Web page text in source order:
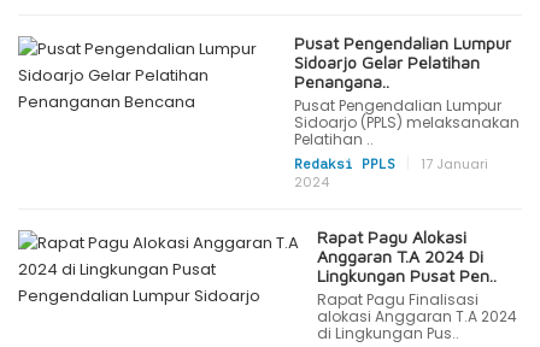
Pusat Pengendalian Lumpur
Sidoarjo Gelar Pelatihan
Penangana..
Pusat Pengendalian Lumpur
Sidoarjo (PPLS) melaksanakan
Pelatihan ..
Redaksi PPLS
17 Januari
2024
Rapat Pagu Alokasi
Anggaran T.A 2024 Di
Lingkungan Pusat Pen..
Rapat Pagu Finalisasi
alokasi Anggaran T.A 2024
di Lingkungan Pus..